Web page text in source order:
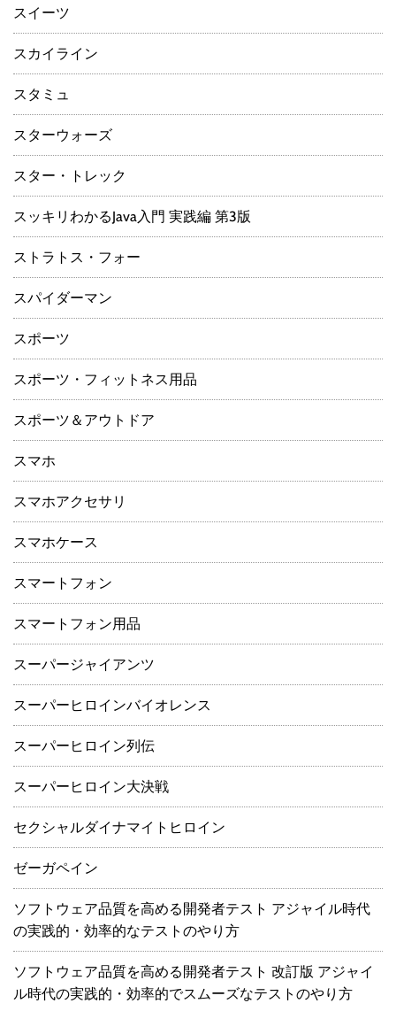
スイーツ
スカイライン
スタミュ
スターウォーズ
スター・トレック
スッキリわかるJava入門 実践編 第3版
ストラトス・フォー
スパイダーマン
スポーツ
スポーツ・フィットネス用品
スポーツ＆アウトドア
スマホ
スマホアクセサリ
スマホケース
スマートフォン
スマートフォン用品
スーパージャイアンツ
スーパーヒロインバイオレンス
スーパーヒロイン列伝
スーパーヒロイン大決戦
セクシャルダイナマイトヒロイン
ゼーガペイン
ソフトウェア品質を高める開発者テスト アジャイル時代
の実践的・効率的なテストのやり方
ソフトウェア品質を高める開発者テスト 改訂版 アジャイ
ル時代の実践的・効率的でスムーズなテストのやり方